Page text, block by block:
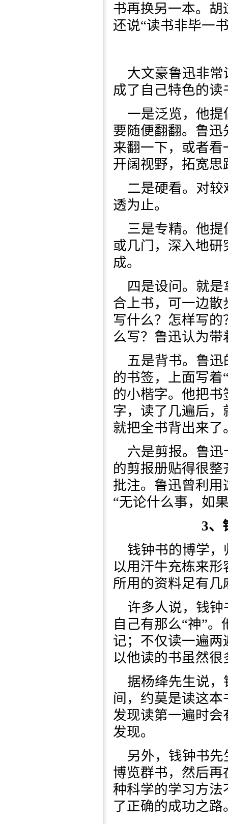
书再换另一本。
还说“读书非毕一
大文豪鲁迅非
成了自己特色的读
一是泛览，他
要随便翻翻。鲁
来翻一下，或者
开阔视野，拓宽思
二是硬看。对
透为止。
三是专精。他提
或几门，深入地
成。
四是设问。就
合上书，可一边
写什么？怎样写
么写？鲁迅认为
五是背书。鲁
的书签，上面写着
的小楷字。他把
字，读了几遍后
就把全书背出来了
六是剪报。鲁迅
的剪报册贴得很
批注。鲁迅曾利
“无论什么事，如
3、
钱钟书的博学
以用汗牛充栋来
所用的资料足有几
许多人说，钱
自己有那么“神”
记；不仅读一遍
以他读的书虽然
据杨绛先生说
间，约莫是读这
发现读第一遍时
发现。
另外，钱钟书
博览群书，然后
种科学的学习方
了正确的成功之路